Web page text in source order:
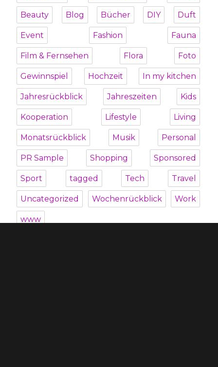
Beauty Blog Bücher DIY Duft
Event Fashion Fauna
Film & Fernsehen Flora Foto
Gewinnspiel Hochzeit In my kitchen
Jahresrückblick Jahreszeiten Kids
Kooperation Lifestyle Living
Monatsrückblick Musik Personal
PR Sample Shopping Sponsored
Sport tagged Tech Travel
Uncategorized Wochenrückblick Work
www